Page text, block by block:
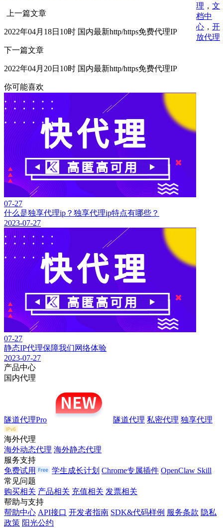
上一篇文章
2022年04月18日10时 国内最新http/https免费代理IP
下一篇文章
2022年04月20日10时 国内最新http/https免费代理IP
你可能喜欢
07-27
什么是独享代理ip？独享代理ip特点有哪些？
2023-07-27
07-27
静态IP代理保障我们网络体验
2023-07-27
理 ， 文
档中
心 ， 开
放代理
产品中心
国内代理
隧道代理Pro 隧道代理 私密代理 独享代理
海外代理
海外动态代理 海外静态代理
服务支持
免费试用
学生成长计划 Chrome专属插件 OpenClaw Skill
常见问题
购买相关 产品相关 充值相关 发票相关
帮助与支持
帮助中心 API接口 开发者指南 SDK&代码样例 服务条款 隐私
政策 阳光公约